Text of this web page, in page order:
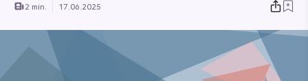
2 min. 17.06.2025